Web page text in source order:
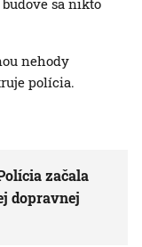
sa nikto
nehody
polícia.
začala
dopravnej